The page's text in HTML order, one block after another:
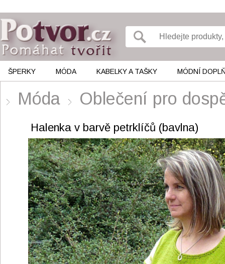
ŠPERKY MÓDA KABELKY A TAŠKY MÓDNÍ
Móda Oblečení pro
Halenka v barvě petrklíčů (bavlna)